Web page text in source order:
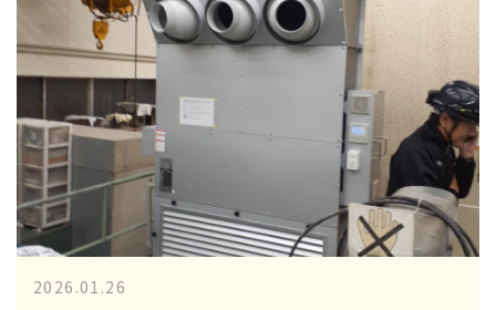
2026.01.26